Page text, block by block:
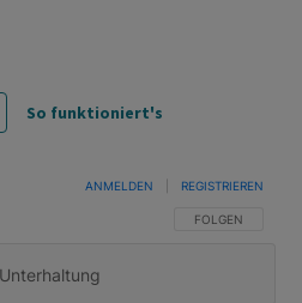
So funktioniert's
FOLGE DIESER
FOLGEN
ANMELDEN REGISTRIEREN